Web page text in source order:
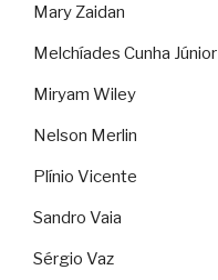
Mary Zaidan
Melchíades Cunha Júnior
Miryam Wiley
Nelson Merlin
Plínio Vicente
Sandro Vaia
Sérgio Vaz